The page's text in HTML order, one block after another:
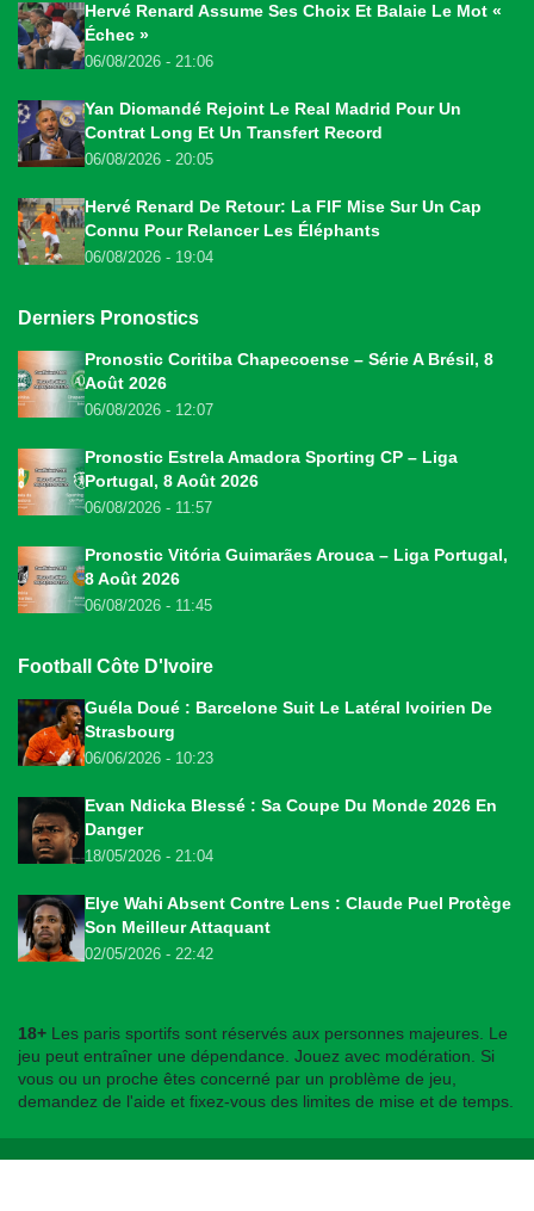
Hervé Renard Assume Ses Choix Et Balaie Le Mot «
Échec »
06/08/2026 - 21:06
Yan Diomandé Rejoint Le Real Madrid Pour Un
Contrat Long Et Un Transfert Record
06/08/2026 - 20:05
Hervé Renard De Retour: La FIF Mise Sur Un Cap
Connu Pour Relancer Les Éléphants
06/08/2026 - 19:04
Derniers Pronostics
Pronostic Coritiba Chapecoense – Série A Brésil, 8
Août 2026
06/08/2026 - 12:07
Pronostic Estrela Amadora Sporting CP – Liga
Portugal, 8 Août 2026
06/08/2026 - 11:57
Pronostic Vitória Guimarães Arouca – Liga Portugal,
8 Août 2026
06/08/2026 - 11:45
Football Côte D'Ivoire
Guéla Doué : Barcelone Suit Le Latéral Ivoirien De
Strasbourg
06/06/2026 - 10:23
Evan Ndicka Blessé : Sa Coupe Du Monde 2026 En
Danger
18/05/2026 - 21:04
Elye Wahi Absent Contre Lens : Claude Puel Protège
Son Meilleur Attaquant
02/05/2026 - 22:42
18+ Les paris sportifs sont réservés aux personnes majeures. Le
jeu peut entraîner une dépendance. Jouez avec modération. Si
vous ou un proche êtes concerné par un problème de jeu,
demandez de l'aide et fixez-vous des limites de mise et de temps.